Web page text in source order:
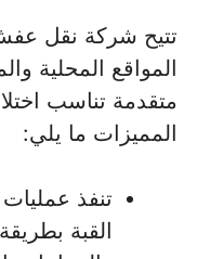
تتيح شركة نقل
المواقع المحلية
متقدمة تناسب
المميزات ما يلي:
تنفذ
القبة